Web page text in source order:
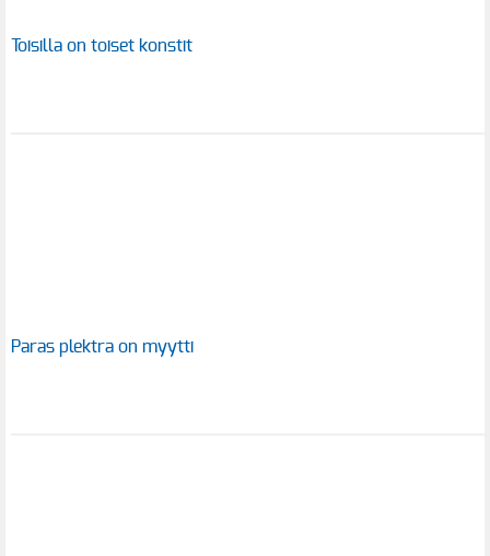
Toisilla on toiset konstit
Paras plektra on myytti